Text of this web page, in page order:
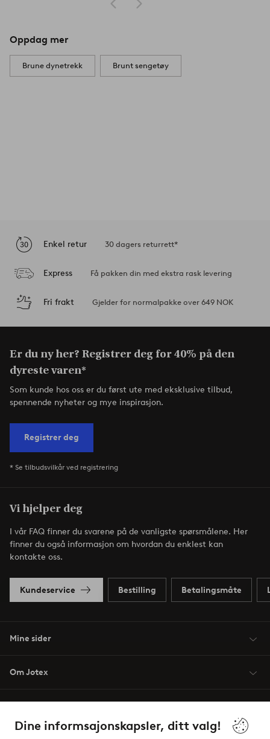
Dine informsajonskapsler, ditt valg!
Oppdag mer
Brune dynetrekk Brunt sengetøy
Enkel retur 30 dagers returrett*
Express Få pakken din med ekstra rask levering
Fri frakt Gjelder for normalpakke over 649 NOK
Er du ny her? Registrer deg for 40% på den
dyreste varen*
Som kunde hos oss er du først ute med eksklusive tilbud,
spennende nyheter og mye inspirasjon.
Registrer deg
* Se tilbudsvilkår ved registrering
Vi hjelper deg
I vår FAQ finner du svarene på de vanligste spørsmålene. Her
finner du også informasjon om hvordan du enklest kan
kontakte oss.
Kundeservice Bestilling Betalingsmåte
Mine sider
Om Jotex